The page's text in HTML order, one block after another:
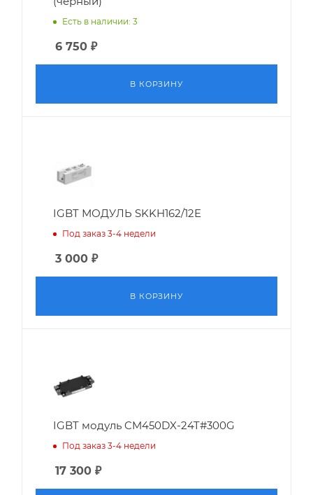
Есть в наличии: 3
6 750 ₽
В КОРЗИНУ
IGBT МОДУЛЬ SKKH162/12E
Под заказ 3-4 недели
3 000 ₽
В КОРЗИНУ
IGBT модуль CM450DX-24T#300G
Под заказ 3-4 недели
17 300 ₽